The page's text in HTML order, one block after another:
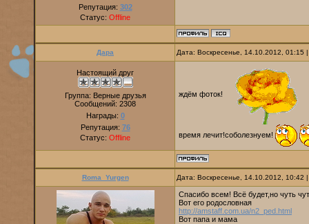
Репутация: 302
Статус: Offline
Дара Дата: Воскресенье, 14.10.2012,
Настоящий друг
Группа: Верные друзья
Сообщений: 2308
Награды: 0
Репутация: 76
Статус: Offline
ждём фоток!
время лечит!соболезнуем!
Roma_Yurgen Дата: Воскресенье, 14.10.2012,
Спасибо всем! Всё будет,но чуть
Вот его родословная
http://amstaff.com.ua/n2_ped.html
Вот папа и мама